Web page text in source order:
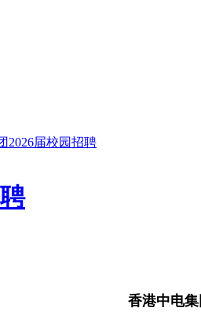
2026届校园招聘
香港中电